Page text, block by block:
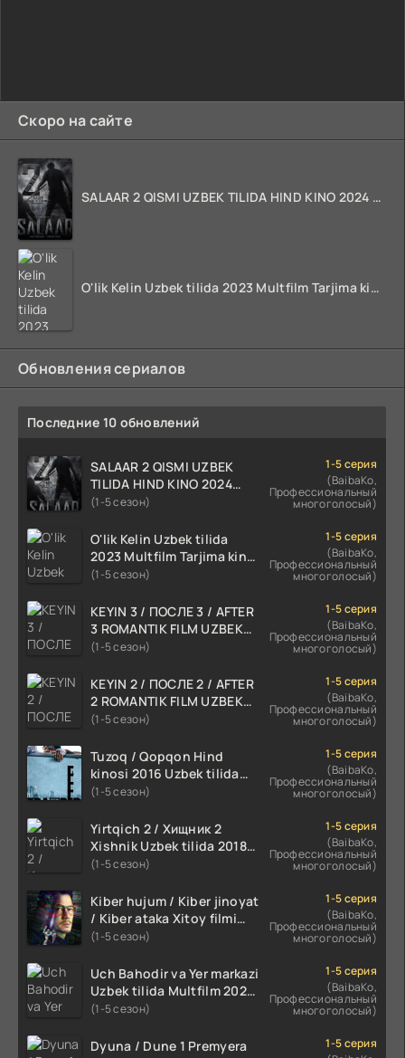
Скоро на сайте
SALAAR 2 QISMI UZBEK TILIDA HIND KINO 2024 TARJIMA 720p HD Skachat
O'lik Kelin Uzbek tilida 2023 Multfilm Tarjima kino skachat
Обновления сериалов
Последние 10 обновлений
SALAAR 2 QISMI UZBEK
TILIDA HIND KINO 2024
TARJIMA 720p HD Skachat
(1-5 сезон)
1-5 серия
(BaibaKo,
Профессиональный
многоголосый)
O'lik Kelin Uzbek tilida
2023 Multfilm Tarjima kino
skachat
(1-5 сезон)
1-5 серия
(BaibaKo,
Профессиональный
многоголосый)
KEYIN 3 / ПОСЛЕ 3 / AFTER
3 ROMANTIK FILM UZBEK
TILIDA 2021 TARJIMA FILM
(1-5 сезон)
1-5 серия
(BaibaKo,
Профессиональный
многоголосый)
KEYIN 2 / ПОСЛЕ 2 / AFTER
2 ROMANTIK FILM UZBEK
TILIDA 2020 TARJIMA FILM
(1-5 сезон)
1-5 серия
(BaibaKo,
Профессиональный
многоголосый)
Tuzoq / Qopqon Hind
kinosi 2016 Uzbek tilida
tarjima film HD
(1-5 сезон)
1-5 серия
(BaibaKo,
Профессиональный
многоголосый)
Yirtqich 2 / Хищник 2
Xishnik Uzbek tilida 2018-
2024 O'zbekcha tarjima
(1-5 сезон)
1-5 серия
(BaibaKo,
Профессиональный
многоголосый)
Kiber hujum / Kiber jinoyat
/ Kiber ataka Xitoy filmi
Uzbek tilida O'zbekcha
HD skachat
(1-5 сезон)
1-5 серия
(BaibaKo,
Профессиональный
многоголосый)
Uch Bahodir va Yer markazi
Uzbek tilida Multfilm 2025
tarjima HD skachat
(1-5 сезон)
1-5 серия
(BaibaKo,
Профессиональный
многоголосый)
Dyuna / Dune 1 Premyera
1-5 серия